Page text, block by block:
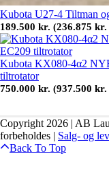
Kubota U27-4 Tiltman
189.500 kr. (236.875 kr.
Kubota KX080-4α2
tiltrotator
750.000 kr. (937.500 kr.
Copyright 2026 | AB
forbeholdes | Salg- og
Back To Top